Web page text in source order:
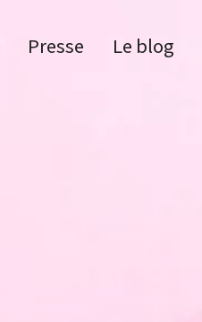
Presse Le blog